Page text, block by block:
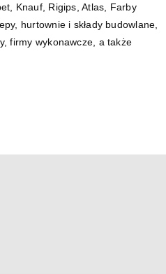
Knauf, Rigips, Atlas, Farby
hurtownie i składy budowlane,
firmy wykonawcze, a także